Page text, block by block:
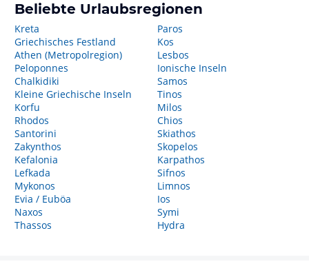
Beliebte Urlaubsregionen
Kreta
Griechisches Festland
Athen (Metropolregion)
Peloponnes
Chalkidiki
Kleine Griechische Inseln
Korfu
Rhodos
Santorini
Zakynthos
Kefalonia
Lefkada
Mykonos
Evia / Euböa
Naxos
Thassos
Paros
Kos
Lesbos
Ionische Inseln
Samos
Tinos
Milos
Chios
Skiathos
Skopelos
Karpathos
Sifnos
Limnos
Ios
Symi
Hydra